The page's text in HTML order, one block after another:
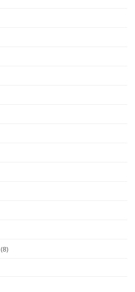
(8)